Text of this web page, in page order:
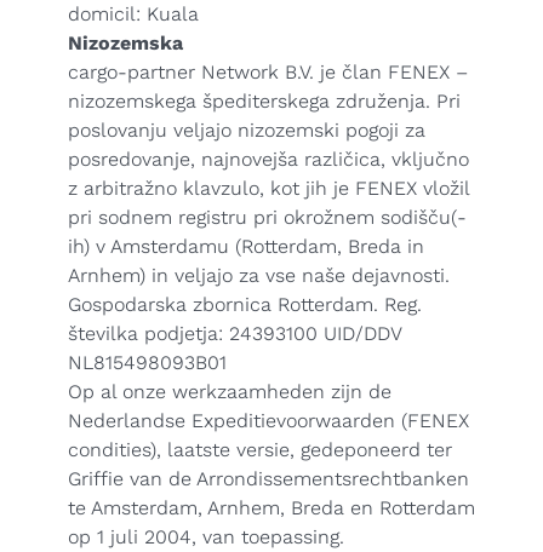
domicil: Kuala
Nizozemska
cargo-partner Network B.V. je član FENEX –
nizozemskega špediterskega združenja. Pri
poslovanju veljajo nizozemski pogoji za
posredovanje, najnovejša različica, vključno
z arbitražno klavzulo, kot jih je FENEX vložil
pri sodnem registru pri okrožnem sodišču(-
ih) v Amsterdamu (Rotterdam, Breda in
Arnhem) in veljajo za vse naše dejavnosti.
Gospodarska zbornica Rotterdam. Reg.
številka podjetja: 24393100 UID/DDV
NL815498093B01
Op al onze werkzaamheden zijn de
Nederlandse Expeditievoorwaarden (FENEX
condities), laatste versie, gedeponeerd ter
Griffie van de Arrondissementsrechtbanken
te Amsterdam, Arnhem, Breda en Rotterdam
op 1 juli 2004, van toepassing.